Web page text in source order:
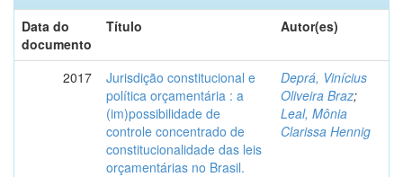
Data do
documento
Título Autor(es)
2017
Jurisdição constitucional e
política orçamentária : a
(im)possibilidade de
controle concentrado de
constitucionalidade das leis
orçamentárias no Brasil.
Deprá, Vinícius
Oliveira Braz;
Leal, Mônia
Clarissa Hennig